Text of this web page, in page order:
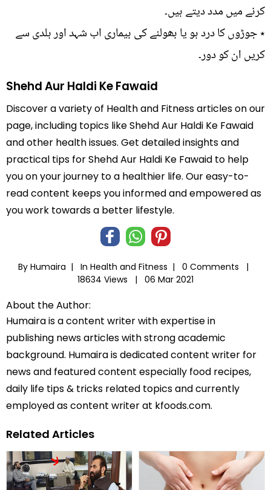
کرنے میں مدد دیتے ہیں۔
٭ جوڑوں کا درد ہو یا بھولنے کی بیماری اب شہد اور ہلدی سے
کریں ان کو دور۔
Shehd Aur Haldi Ke Fawaid
Discover a variety of Health and Fitness articles on our
page, including topics like Shehd Aur Haldi Ke Fawaid
and other health issues. Get detailed insights and
practical tips for Shehd Aur Haldi Ke Fawaid to help
you on your journey to a healthier life. Our easy-to-
read content keeps you informed and empowered as
you work towards a better lifestyle.
By Humaira | In Health and Fitness |
0 Comments |
18634 Views |
06 Mar 2021
About the Author:
Humaira is a content writer with expertise in
publishing news articles with strong academic
background. Humaira is dedicated content writer for
news and featured content especially food recipes,
daily life tips & tricks related topics and currently
employed as content writer at kfoods.com.
Related Articles